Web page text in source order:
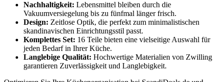
Nachhaltigkeit: Lebensmittel bleiben durch die
Vakuumversiegelung bis zu fünfmal länger frisch.
Design: Zeitlose Optik, die perfekt zum minimalistischen
skandinavischen Einrichtungsstil passt.
Komplettes Set: 16 Teile bieten eine vielseitige Auswahl für
jeden Bedarf in Ihrer Küche.
Langlebige Qualität: Hochwertige Materialien von Zwilling
garantieren Zuverlässigkeit und Langlebigkeit.